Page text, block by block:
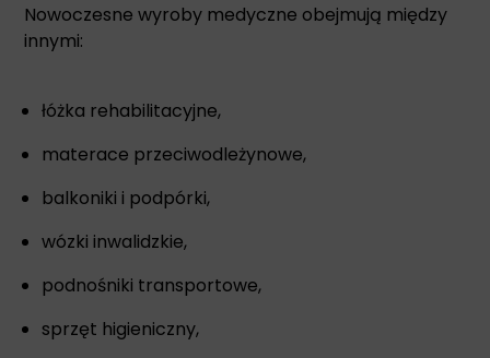
Nowoczesne wyroby medyczne obejmują między
innymi:
łóżka rehabilitacyjne,
materace przeciwodleżynowe,
balkoniki i podpórki,
wózki inwalidzkie,
podnośniki transportowe,
sprzęt higieniczny,